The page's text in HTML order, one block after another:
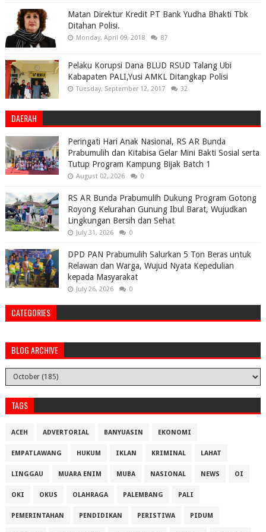
Matan Direktur Kredit PT Bank Yudha Bhakti Tbk
Ditahan Polisi.
Monday, April 09, 2018 87
Pelaku Korupsi Dana BLUD RSUD Talang Ubi
Kabapaten PALI,Yusi AMKL Ditangkap Polisi
Tuesday, September 12, 2017 32
DAERAH
Peringati Hari Anak Nasional, RS AR Bunda
Prabumulih dan Kitabisa Gelar Mini Bakti Sosial serta
Tutup Program Kampung Bijak Batch 1
August 02, 2026 0
RS AR Bunda Prabumulih Dukung Program Gotong
Royong Kelurahan Gunung Ibul Barat, Wujudkan
Lingkungan Bersih dan Sehat
July 31, 2026 0
DPD PAN Prabumulih Salurkan 5 Ton Beras untuk
Relawan dan Warga, Wujud Nyata Kepedulian
kepada Masyarakat
July 26, 2026 0
CATEGORIES
BLOG ARCHIVE
TAGS
ACEH ADVERTORIAL BANYUASIN EKONOMI
EMPATLAWANG HUKUM IKLAN KRIMINAL LAHAT
LINGGAU MUARA ENIM MUBA NASIONAL NEWS OI
OKI OKUS OLAHRAGA PALEMBANG PALI
PEMERINTAHAN PENDIDIKAN PERISTIWA PIDUM